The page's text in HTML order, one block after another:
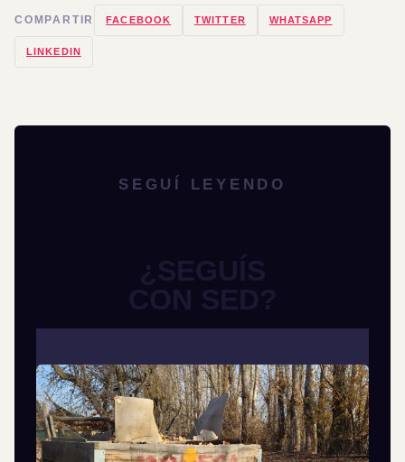
COMPARTIR FACEBOOK TWITTER WHATSAPP
LINKEDIN
SEGUÍ LEYENDO
¿SEGUÍS
CON SED?